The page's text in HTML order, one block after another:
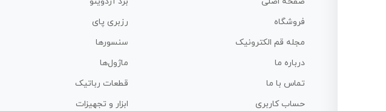
فروشگاه
مجله قم الکترونیک
درباره ما
تماس با ما
حساب کاربری
رزبری پای
سنسورها
ماژول‌ها
قطعات رباتیک
ابزار و تجهیزات